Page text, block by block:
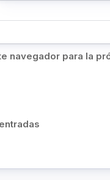
navegador para la